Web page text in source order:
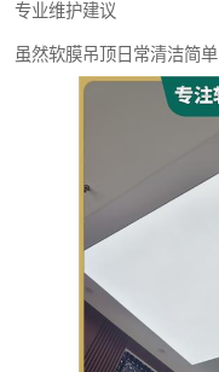
专业维护建议
虽然软膜吊顶日常清洁简